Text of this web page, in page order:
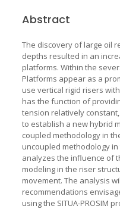
Abstract
The discovery of large oil
depths resulted in an
platforms. Within the
Platforms appear as a
use vertical rigid risers
has the function of
tension relatively
to establish a new hybrid
coupled methodology in
uncoupled methodology
analyzes the influence of
modeling in the riser
movement. The analysis
recommendations
using the SITUA-PROSIM